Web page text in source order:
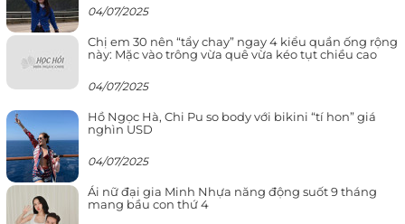
04/07/2025
Chị em 30 nên “tẩy chay” ngay 4 kiểu quần ống rộng
này: Mặc vào trông vừa quê vừa kéo tụt chiều cao
04/07/2025
Hồ Ngọc Hà, Chi Pu so body với bikini “tí hon” giá
nghìn USD
04/07/2025
Ái nữ đại gia Minh Nhựa năng động suốt 9 tháng
mang bầu con thứ 4